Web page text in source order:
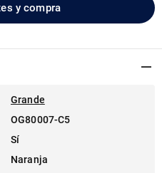
y compra
Grande
OG80007-C5
Sí
Naranja